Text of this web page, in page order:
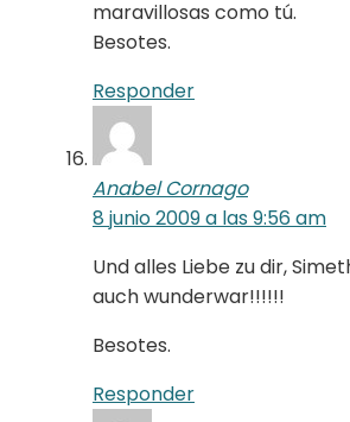
maravillosas como tú.
Besotes.
Responder
Anabel Cornago
8 junio 2009 a las 9:56 am
Und alles Liebe zu dir,
auch wunderwar!!!!!!
Besotes.
Responder